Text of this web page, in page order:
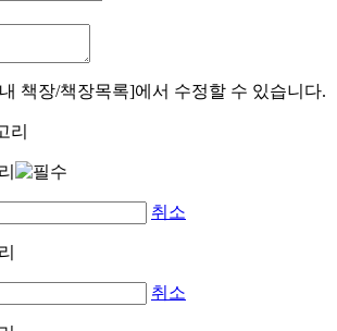
책장/책장목록]에서 수정할 수 있습니다.
리
취소
취소